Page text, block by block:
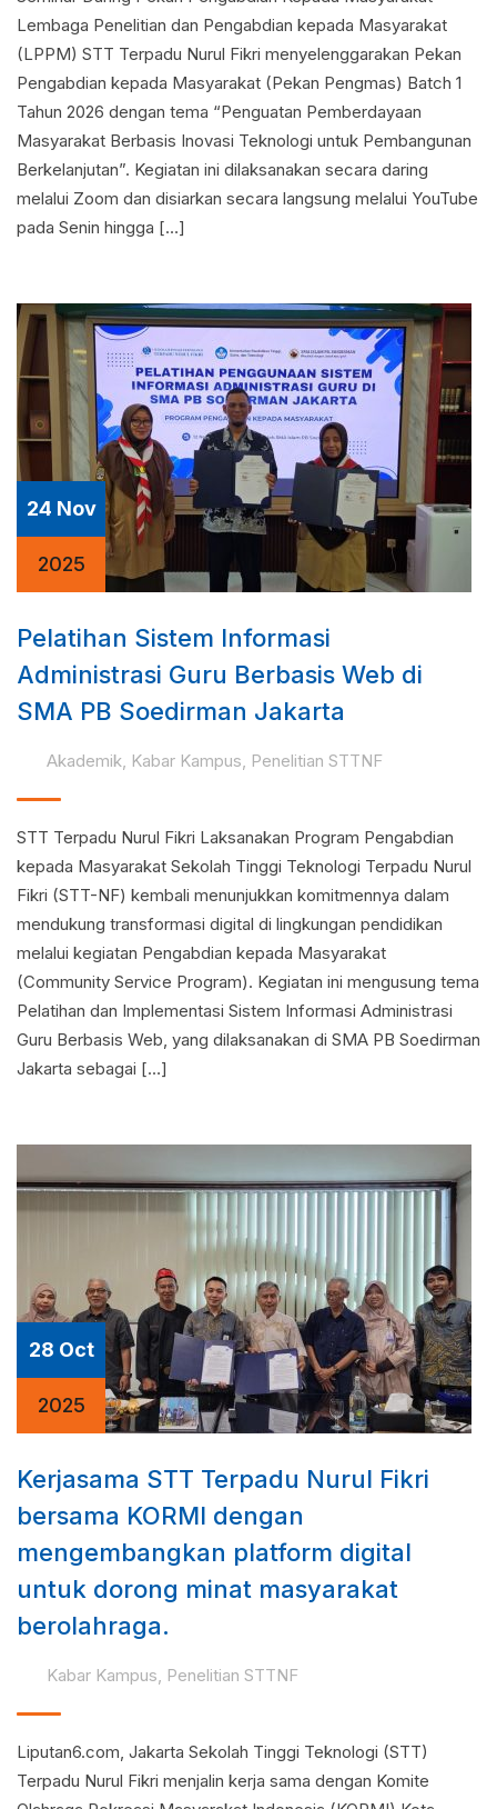
Lembaga Penelitian dan Pengabdian kepada Masyarakat
(LPPM) STT Terpadu Nurul Fikri menyelenggarakan Pekan
Pengabdian kepada Masyarakat (Pekan Pengmas) Batch 1
Tahun 2026 dengan tema “Penguatan Pemberdayaan
Masyarakat Berbasis Inovasi Teknologi untuk Pembangunan
Berkelanjutan”. Kegiatan ini dilaksanakan secara daring
melalui Zoom dan disiarkan secara langsung melalui YouTube
pada Senin hingga […]
24 Nov
2025
Pelatihan Sistem Informasi
Administrasi Guru Berbasis Web di
SMA PB Soedirman Jakarta
Akademik, Kabar Kampus, Penelitian STTNF
STT Terpadu Nurul Fikri Laksanakan Program Pengabdian
kepada Masyarakat Sekolah Tinggi Teknologi Terpadu Nurul
Fikri (STT-NF) kembali menunjukkan komitmennya dalam
mendukung transformasi digital di lingkungan pendidikan
melalui kegiatan Pengabdian kepada Masyarakat
(Community Service Program). Kegiatan ini mengusung tema
Pelatihan dan Implementasi Sistem Informasi Administrasi
Guru Berbasis Web, yang dilaksanakan di SMA PB Soedirman
Jakarta sebagai […]
28 Oct
2025
Kerjasama STT Terpadu Nurul Fikri
bersama KORMI dengan
mengembangkan platform digital
untuk dorong minat masyarakat
berolahraga.
Kabar Kampus, Penelitian STTNF
Liputan6.com, Jakarta Sekolah Tinggi Teknologi (STT)
Terpadu Nurul Fikri menjalin kerja sama dengan Komite